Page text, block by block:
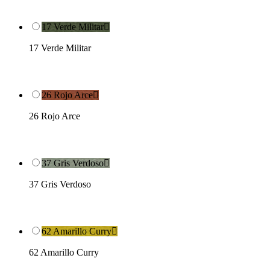
17 Verde Militar
17 Verde Militar
26 Rojo Arce
26 Rojo Arce
37 Gris Verdoso
37 Gris Verdoso
62 Amarillo Curry
62 Amarillo Curry